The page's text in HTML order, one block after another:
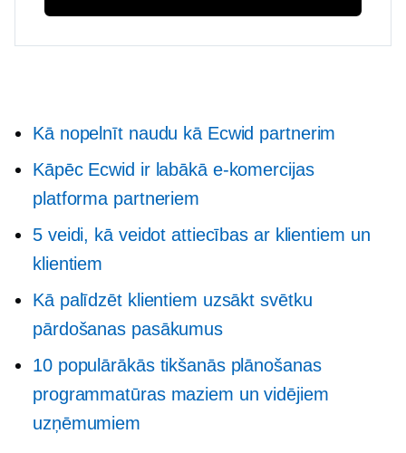
Kā nopelnīt naudu kā Ecwid partnerim
Kāpēc Ecwid ir labākā e-komercijas
platforma partneriem
5 veidi, kā veidot attiecības ar klientiem un
klientiem
Kā palīdzēt klientiem uzsākt svētku
pārdošanas pasākumus
10 populārākās tikšanās plānošanas
programmatūras maziem un vidējiem
uzņēmumiem